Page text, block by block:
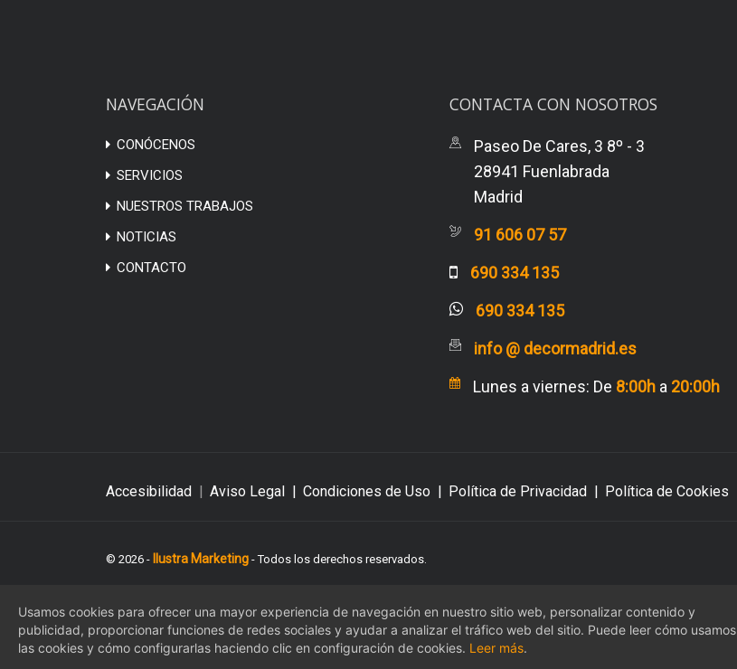
NAVEGACIÓN
CONÓCENOS
SERVICIOS
NUESTROS TRABAJOS
NOTICIAS
CONTACTO
CONTACTA CON NOSOTROS
Paseo De Cares, 3 8º - 3
28941 Fuenlabrada
Madrid
91 606 07 57
690 334 135
690 334 135
info @ decormadrid.es
Lunes a viernes: De 8:00h a 20:00h
Accesibilidad | Aviso Legal | Condiciones de Uso | Política de Privacidad | Política de Cookies
© 2026 - Ilustra Marketing - Todos los derechos reservados.
Usamos cookies para ofrecer una mayor experiencia de navegación en nuestro sitio web, personalizar contenido y
publicidad, proporcionar funciones de redes sociales y ayudar a analizar el tráfico web del sitio. Puede leer cómo usamos
las cookies y cómo configurarlas haciendo clic en configuración de cookies. Leer más.